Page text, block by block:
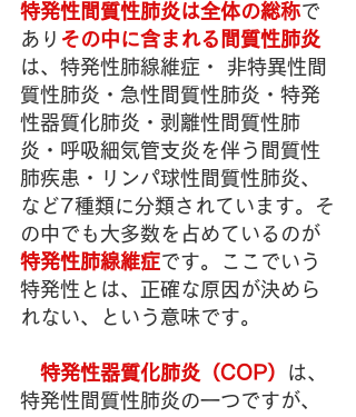
特発性間質性肺炎は全体の総称で
あり その中に含まれる間質性肺炎
は、特発性肺線維症・ 非特異性間
質性肺炎・急性間質性肺炎・特発
性器質化肺炎・剥離性間質性肺
炎・呼吸細気管支炎を伴う間質性
肺疾患・リンパ球性間質性肺炎、
など7種類に分類されています。そ
の中でも大多数を占めているのが
特発性肺線維症です。ここでいう
特発性とは、正確な原因が決めら
れない、という意味です。
特発性器質化肺炎（COP）
は、
特発性間質性肺炎の一つですが、